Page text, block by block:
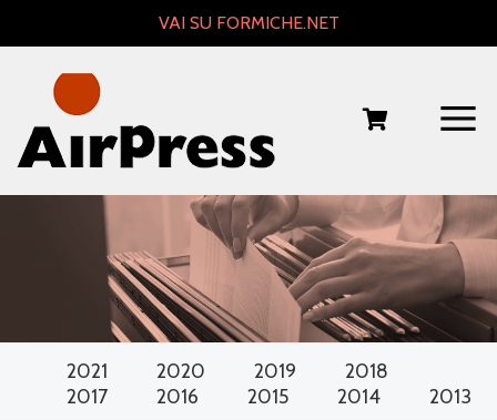
VAI SU FORMICHE.NET
2021 2020 2019
2018
2017
2016 2015 2014 2013